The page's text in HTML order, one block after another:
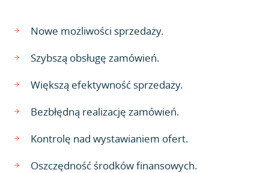
Nowe możliwości sprzedaży.
Szybszą obsługę zamówień.
Większą efektywność sprzedaży.
Bezbłędną realizację zamówień.
Kontrolę nad wystawianiem ofert.
Oszczędność środków finansowych.